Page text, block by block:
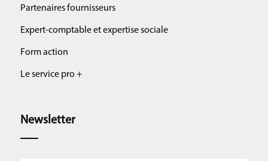
Partenaires fournisseurs
Expert-comptable et expertise sociale
Form action
Le service pro +
Newsletter